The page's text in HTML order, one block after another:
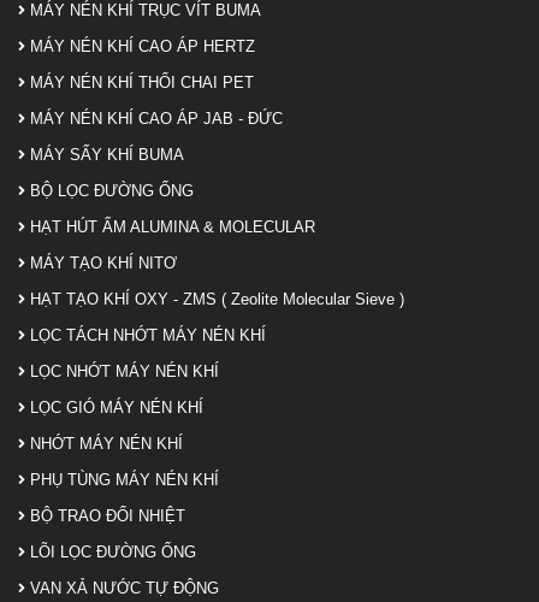
MÁY NÉN KHÍ TRỤC VÍT BUMA
MÁY NÉN KHÍ CAO ÁP HERTZ
MÁY NÉN KHÍ THỔI CHAI PET
MÁY NÉN KHÍ CAO ÁP JAB - ĐỨC
MÁY SẤY KHÍ BUMA
BỘ LỌC ĐƯỜNG ỐNG
HẠT HÚT ẨM ALUMINA & MOLECULAR
MÁY TẠO KHÍ NITƠ
HẠT TẠO KHÍ OXY - ZMS ( Zeolite Molecular Sieve )
LỌC TÁCH NHỚT MÁY NÉN KHÍ
LỌC NHỚT MÁY NÉN KHÍ
LỌC GIÓ MÁY NÉN KHÍ
NHỚT MÁY NÉN KHÍ
PHỤ TÙNG MÁY NÉN KHÍ
BỘ TRAO ĐỔI NHIỆT
LÕI LỌC ĐƯỜNG ỐNG
VAN XẢ NƯỚC TỰ ĐỘNG